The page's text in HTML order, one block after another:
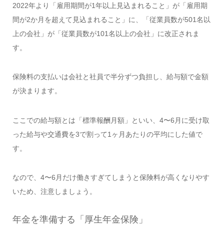
2022年より「雇用期間が1年以上見込まれること」が「雇用期
間が2か月を超えて見込まれること」に、「従業員数が501名以
上の会社」が「従業員数が101名以上の会社」に改正されま
す。
保険料の支払いは会社と社員で半分ずつ負担し、給与額で金額
が決まります。
ここでの給与額とは「標準報酬月額」といい、4〜6月に受け取
った給与や交通費を3で割って1ヶ月あたりの平均にした値で
す。
なので、4〜6月だけ働きすぎてしまうと保険料が高くなりやす
いため、注意しましょう。
年金を準備する「厚生年金保険」